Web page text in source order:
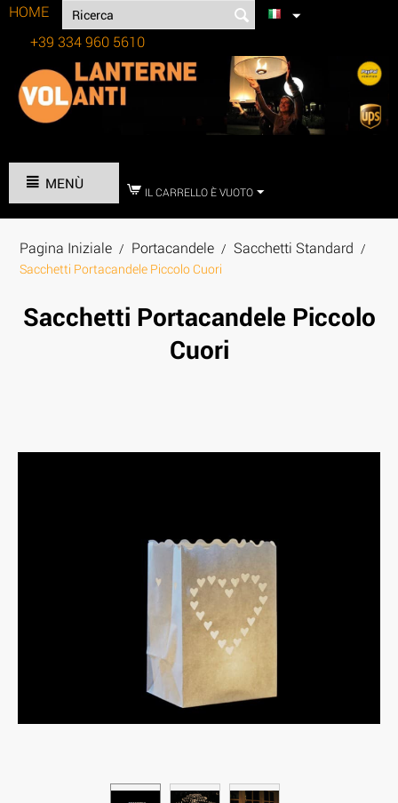
HOME
+39 334 960 5610
MENÙ IL CARRELLO È VUOTO
Pagina Iniziale / Portacandele / Sacchetti Standard /
Sacchetti Portacandele Piccolo Cuori
Sacchetti Portacandele Piccolo
Cuori